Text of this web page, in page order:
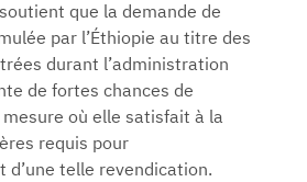
que la demande de
par l’Éthiopie au titre des
durant l’administration
de fortes chances de
mesure où elle satisfait à la
requis pour
d’une telle revendication.